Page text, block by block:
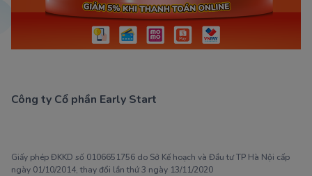
Công ty Cổ phần Early Start
Giấy phép ĐKKD số 0106651756 do Sở Kế hoạch và Đầu tư TP Hà Nội cấp
ngày 01/10/2014, thay đổi lần thứ 3 ngày 13/11/2020